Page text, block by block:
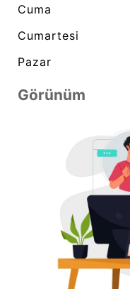
Cuma
Cumartesi
Pazar
Görünüm